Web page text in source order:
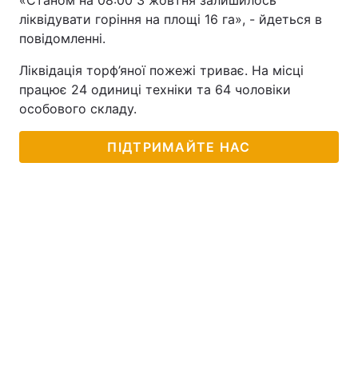
ліквідувати горіння на площі 16 га», - йдеться в
повідомленні.
Ліквідація торф’яної пожежі триває. На місці
працює 24 одиниці техніки та 64 чоловіки
особового складу.
ПІДТРИМАЙТЕ НАС